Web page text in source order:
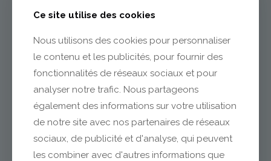
contact@gabriel-sa.fr
Clermont-Ferrand
04 73 42 18 38
lexpo@gabriel-sa.fr
Ce site utilise des cookies
Nous utilisons des cookies pour personnaliser
le contenu et les publicités, pour fournir des
fonctionnalités de réseaux sociaux et pour
analyser notre trafic. Nous partageons
également des informations sur votre utilisation
de notre site avec nos partenaires de réseaux
sociaux, de publicité et d'analyse, qui peuvent
les combiner avec d'autres informations que